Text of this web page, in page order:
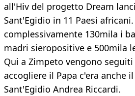
all'Hiv del progetto Dream
Sant'Egidio in 11 Paesi
complessivamente 130mila i
madri sieropositive e 500mila
Qui a Zimpeto vengono
accogliere il Papa c'era anche
Sant'Egidio Andrea Riccardi.